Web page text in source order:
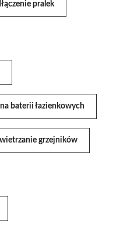
pralek
baterii łazienkowych
grzejników